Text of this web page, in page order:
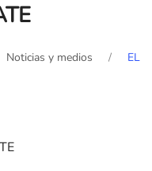
Noticias y medios
EL